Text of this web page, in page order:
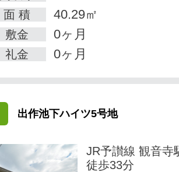
面 積 40.29㎡
敷金 0ヶ月
礼金 0ヶ月
出作池下ハイツ5号地
JR予讃線 観音寺
徒歩33分